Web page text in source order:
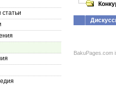
статьи
BakuPages.com